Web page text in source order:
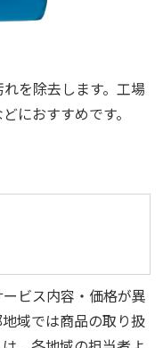
を除去します。工場
におすすめです。
ビス内容・価格が異
域では商品の取り扱